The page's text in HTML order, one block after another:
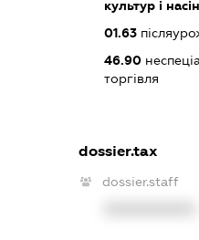
культур і
01.63
46.90
торгівля
dossier.tax
dossier.staff